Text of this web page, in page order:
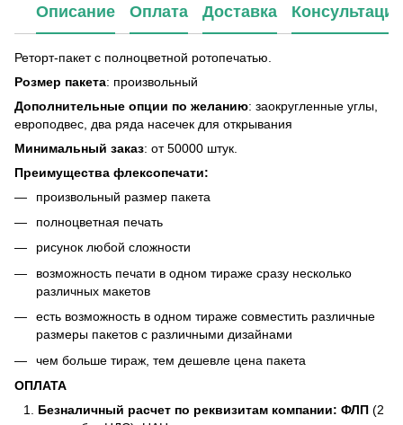
Описание Оплата Доставка Консультация
Реторт-пакет с полноцветной ротопечатью.
Розмер пакета: произвольный
Дополнительные опции по желанию: заокругленные углы,
европодвес, два ряда насечек для открывания
Минимальный заказ: от 50000 штук.
Преимущества флексопечати:
произвольный размер пакета
полноцветная печать
рисунок любой сложности
возможность печати в одном тираже сразу несколько
различных макетов
есть возможность в одном тираже совместить различные
размеры пакетов с различными дизайнами
чем больше тираж, тем дешевле цена пакета
ОПЛАТА
Безналичный расчет по реквизитам компании: ФЛП (2